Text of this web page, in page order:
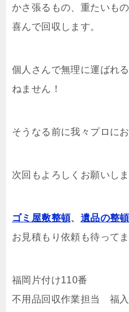
かさ張るもの、重たいも
喜んで回収します。
個人さんで無理に運ばれ
ねません！
そうなる前に我々プロに
次回もよろしくお願いしま
ゴミ屋敷整頓、 遺品の整頓
お見積もり依頼も待ってま
福岡片付け110番
不用品回収作業担当 福入